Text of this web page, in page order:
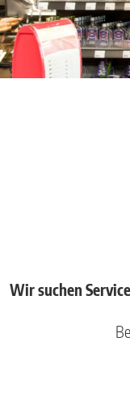
Wir suchen